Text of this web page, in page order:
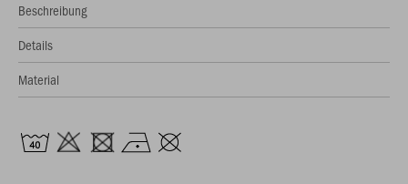
Beschreibung
Details
Material